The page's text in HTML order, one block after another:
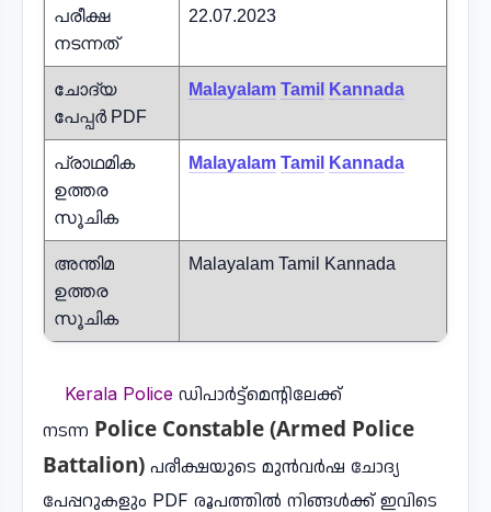
പരീക്ഷ
നടന്നത്
22.07.2023
ചോദ്യ
പേപ്പർ PDF
Malayalam Tamil Kannada
പ്രാഥമിക
ഉത്തര
സൂചിക
Malayalam Tamil Kannada
അന്തിമ
ഉത്തര
സൂചിക
Malayalam Tamil Kannada
Kerala Police ഡിപാർട്ട്മെന്റിലേക്ക്
നടന്ന Police Constable (Armed Police
Battalion) പരീക്ഷയുടെ മുൻവർഷ ചോദ്യ
പേപ്പറുകളും PDF രൂപത്തിൽ നിങ്ങൾക്ക് ഇവിടെ